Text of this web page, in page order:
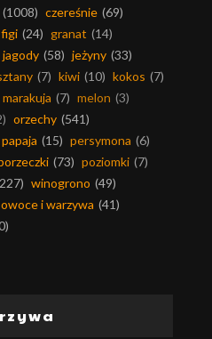
(1008) czereśnie (69)
figi (24) granat (14)
jagody (58) jeżyny (33)
(7) kiwi (10) kokos (7)
marakuja (7) melon (3)
orzechy (541)
papaja (15) persymona (6)
(73) poziomki (7)
winogrono (49)
i warzywa (41)